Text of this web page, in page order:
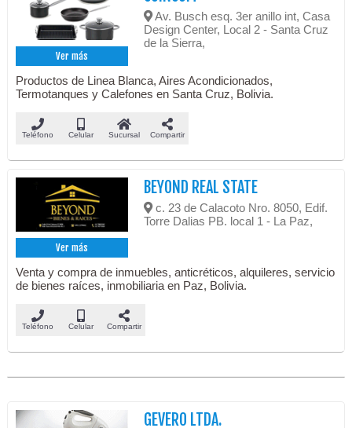
Ver más
Av. Busch esq. 3er anillo int, Casa
Design Center, Local 2 - Santa Cruz
de la Sierra,
Productos de Linea Blanca, Aires Acondicionados,
Termotanques y Calefones en Santa Cruz, Bolivia.
Teléfono Celular Sucursal Compartir
Ver más
BEYOND REAL STATE
c. 23 de Calacoto Nro. 8050, Edif.
Torre Dalias PB. local 1 - La Paz,
Venta y compra de inmuebles, anticréticos, alquileres, servicio
de bienes raíces, inmobiliaria en Paz, Bolivia.
Teléfono Celular Compartir
GEVERO LTDA.